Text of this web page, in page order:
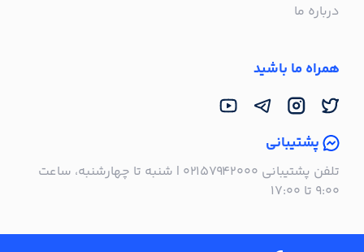
درباره ما
همراه ما باشید
پشتیبانی
تلفن پشتیبانی ۰۲۱۵۷۹۴۲۰۰۰ | شنبه تا چهارشنبه، ساعت
۹:۰۰ تا ۱۷:۰۰